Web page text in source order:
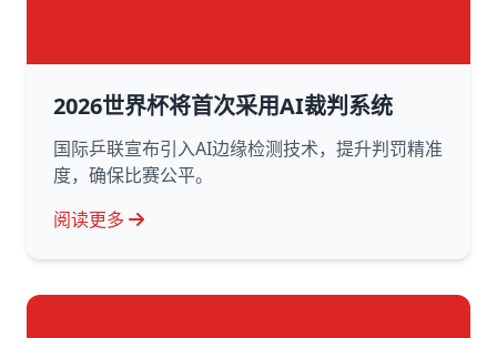
2026世界杯将首次采用AI裁判系统
国际乒联宣布引入AI边缘检测技术，提升判罚精准
度，确保比赛公平。
阅读更多